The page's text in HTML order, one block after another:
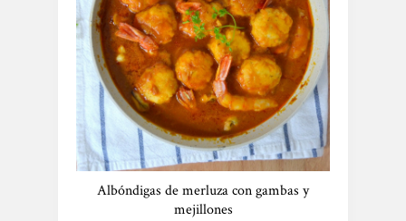
Albóndigas de merluza con gambas y
mejillones